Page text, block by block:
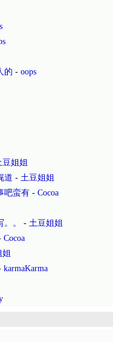
的 - oops
豆姐姐
道 - 土豆姐姐
吧蛮有 - Cocoa
。
- 土豆姐姐
Cocoa
karmaKarma